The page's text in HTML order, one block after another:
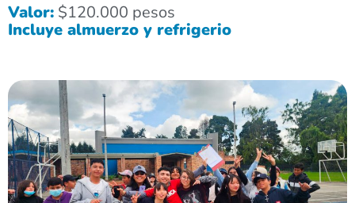
Valor: $120.000 pesos
Incluye almuerzo y refrigerio